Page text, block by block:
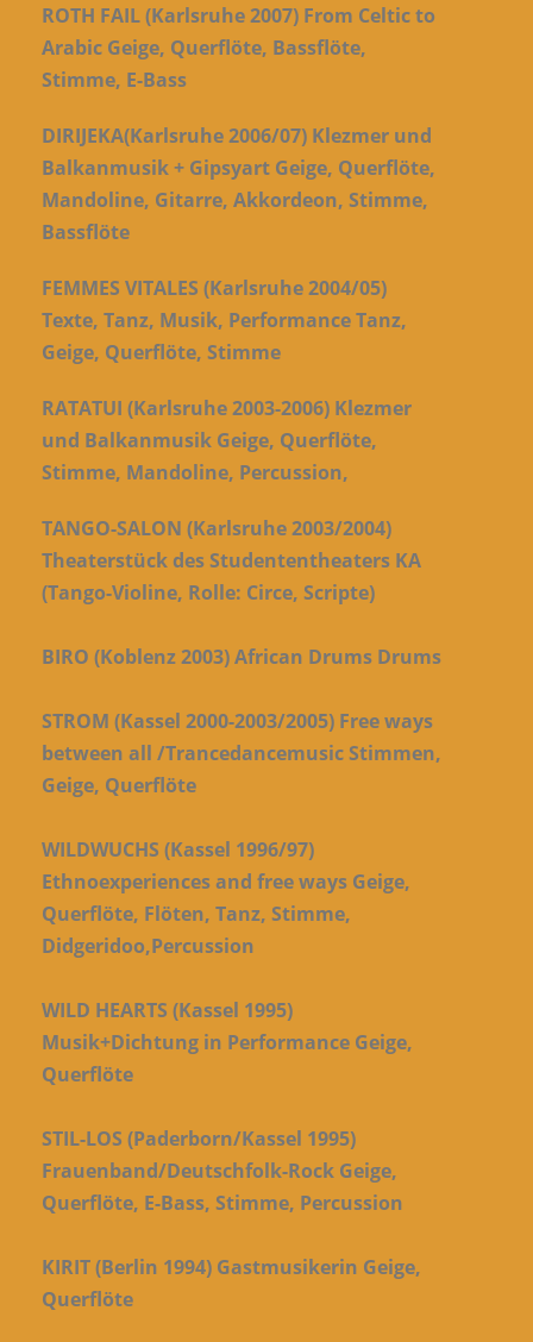
ROTH FAIL (Karlsruhe 2007) From Celtic to
Arabic Geige, Querflöte, Bassflöte,
Stimme, E-Bass
DIRIJEKA(Karlsruhe 2006/07) Klezmer und
Balkanmusik + Gipsyart Geige, Querflöte,
Mandoline, Gitarre, Akkordeon, Stimme,
Bassflöte
FEMMES VITALES (Karlsruhe 2004/05)
Texte, Tanz, Musik, Performance Tanz,
Geige, Querflöte, Stimme
RATATUI (Karlsruhe 2003-2006) Klezmer
und Balkanmusik Geige, Querflöte,
Stimme, Mandoline, Percussion,
TANGO-SALON (Karlsruhe 2003/2004)
Theaterstück des Studententheaters KA
(Tango-Violine, Rolle: Circe, Scripte)
BIRO (Koblenz 2003) African Drums Drums
STROM (Kassel 2000-2003/2005) Free ways
between all /Trancedancemusic Stimmen,
Geige, Querflöte
WILDWUCHS (Kassel 1996/97)
Ethnoexperiences and free ways Geige,
Querflöte, Flöten, Tanz, Stimme,
Didgeridoo,Percussion
WILD HEARTS (Kassel 1995)
Musik+Dichtung in Performance Geige,
Querflöte
STIL-LOS (Paderborn/Kassel 1995)
Frauenband/Deutschfolk-Rock Geige,
Querflöte, E-Bass, Stimme, Percussion
KIRIT (Berlin 1994) Gastmusikerin Geige,
Querflöte